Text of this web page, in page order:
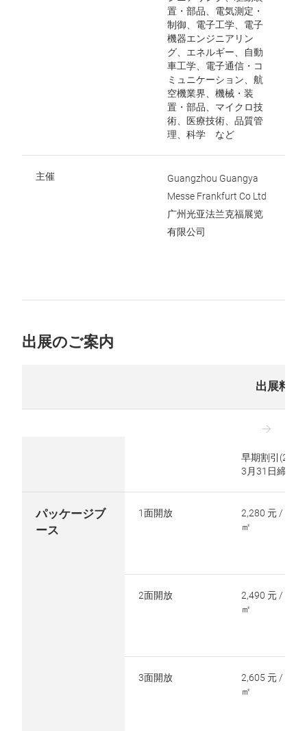
置・部品、電気測定・
制御、電子工学、電子
機器エンジニアリン
グ、エネルギー、自動
車工学、電子通信・コ
ミュニケーション、航
空機業界、機械・装
置・部品、マイクロ技
術、医療技術、品質管
理、科学 など
主催
Guangzhou Guangya
Messe Frankfurt Co Ltd
广州光亚法兰克福展览
有限公司
出展のご案内
出展料金
早期割引(2026
3月31日締切)
パッケージブ
ース
1面開放
2,280 元 /
㎡
2面開放
2,490 元 /
㎡
3面開放
2,605 元 /
㎡